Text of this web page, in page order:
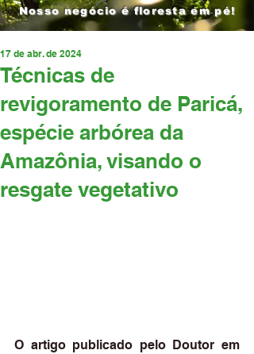
Nosso negócio é floresta em pé!
Técnicas de
revigoramento de Paricá,
espécie arbórea da
Amazônia, visando o
resgate vegetativo
17 de abr. de 2024
O artigo publicado pelo Doutor em